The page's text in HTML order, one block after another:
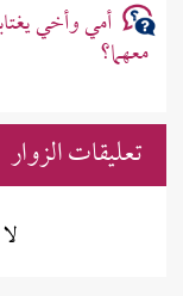
أمي وأخي
معهما؟
تعليقات الزوار